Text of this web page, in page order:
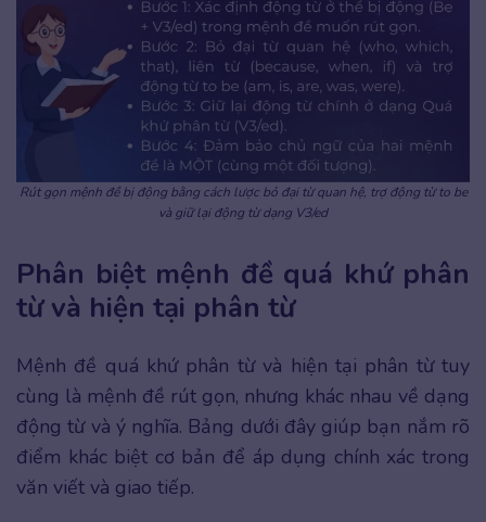
Rút gọn mệnh đề bị động bằng cách lược bỏ đại từ quan hệ, trợ động từ to be
và giữ lại động từ dạng V3/ed
Phân biệt mệnh đề quá khứ phân
từ và hiện tại phân từ
Mệnh đề quá khứ phân từ và hiện tại phân từ tuy
cùng là mệnh đề rút gọn, nhưng khác nhau về dạng
động từ và ý nghĩa. Bảng dưới đây giúp bạn nắm rõ
điểm khác biệt cơ bản để áp dụng chính xác trong
văn viết và giao tiếp.